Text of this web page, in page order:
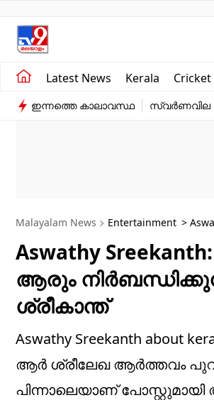
Latest News Kerala Cricket
Kerala
Indiaഇന്നത്തെ കാലാവസ്ഥ സ്വർണവില
Malayalam News Entertainment >
Aswathy
ആരും
ശ്രീകാന്ത്
Aswathy Sreekanth about
ആർ ശ്രീലേഖ ആർത്തവം
പിന്നാലെയാണ്